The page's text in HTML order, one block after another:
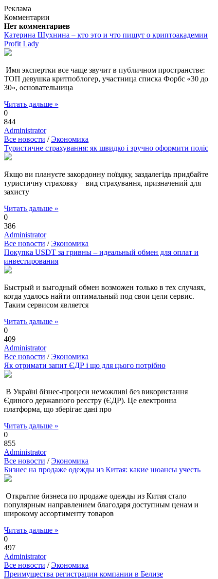
Реклама
Комментарии
Нет комментариев
Катерина Шухнина – кто это и что пишут о криптоакадемии
Profit Lady
Имя экспертки все чаще звучит в публичном пространстве:
ТОП девушка критпоблогер, участница списка Форбс «30 до
30», основательница
Читать дальше »
0
844
Administrator
Все новости /Экономика
Туристичне страхування: як швидко і зручно оформити поліс
Якщо ви плануєте закордонну поїздку, заздалегідь придбайте
туристичну страховку – вид страхування, призначений для
захисту
Читать дальше »
0
386
Administrator
Все новости /Экономика
Покупка USDT за гривны – идеальный обмен для оплат и
инвестирования
Быстрый и выгодный обмен возможен только в тех случаях,
когда удалось найти оптимальный под свои цели сервис.
Таким сервисом является
Читать дальше »
0
409
Administrator
Все новости /Экономика
Як отримати запит ЄДР і що для цього потрібно
В Україні бізнес-процеси неможливі без використання
Єдиного державного реєстру (ЄДР). Це електронна
платформа, що зберігає дані про
Читать дальше »
0
855
Administrator
Все новости /Экономика
Бизнес на продаже одежды из Китая: какие нюансы учесть
Открытие бизнеса по продаже одежды из Китая стало
популярным направлением благодаря доступным ценам и
широкому ассортименту товаров
Читать дальше »
0
497
Administrator
Все новости /Экономика
Преимущества регистрации компании в Белизе